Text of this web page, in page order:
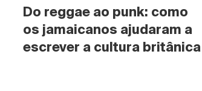
Do reggae ao punk: como
os jamaicanos ajudaram a
escrever a cultura britânica